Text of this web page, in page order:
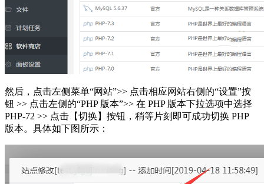
然后，点击左侧菜单“网站”>> 点击相应网站右侧的“设置”按
钮 >> 点击左侧的“PHP 版本”>> 在 PHP 版本下拉选项中选择
PHP-72 >> 点击【切换】按钮，稍等片刻即可成功切换 PHP
版本。具体如下图所示：